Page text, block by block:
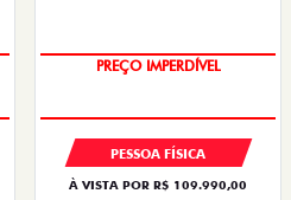
PREÇO IMPERDÍVEL
BARATO DO BRASIL
PESSOA FÍSICA
À VISTA POR R$ 109.990,00